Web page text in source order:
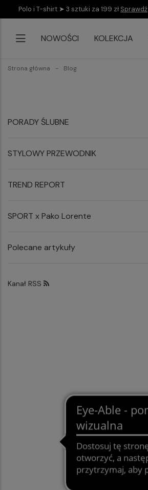
Polo i T-shirt ➤ 3 sztuki za 199 zł Sprawdź
NOWOŚCI KOLEKCJA
Strona główna Blog
PORADY ŚLUBNE
STYLOWY PRZEWODNIK
TREND REPORT
SPORT x Pako Lorente
Polecane artykuły
Kanał RSS